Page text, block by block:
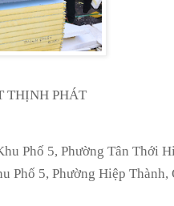
THỊNH PHÁT
Phố 5, Phường Tân Thới
Phố 5, Phường Hiệp Thành,